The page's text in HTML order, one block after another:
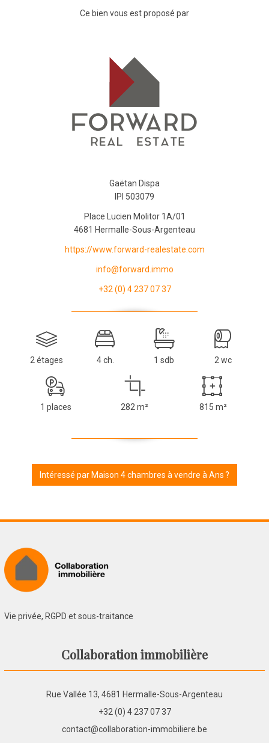
Ce bien vous est proposé par
Gaëtan Dispa
IPI 503079
Place Lucien Molitor 1A/01
4681 Hermalle-Sous-Argenteau
https://www.forward-realestate.com
info@forward.immo
+32 (0) 4 237 07 37
2 étages 4 ch. 1 sdb 2 wc
1 places 282 m² 815 m²
Intéressé par Maison 4 chambres à vendre à Ans ?
Vie privée, RGPD et sous-traitance
Collaboration immobilière
Rue Vallée 13, 4681 Hermalle-Sous-Argenteau
+32 (0) 4 237 07 37
contact@collaboration-immobiliere.be